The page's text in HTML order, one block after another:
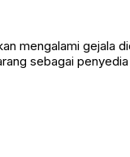
mengalami gejala
sebagai